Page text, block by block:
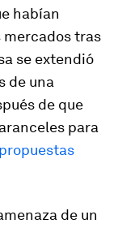
habían
tras
se extendió
de una
de que
para
de un